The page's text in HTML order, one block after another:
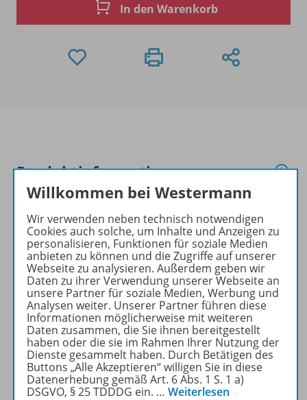
In den Warenkorb
Produktinformationen
Beschreibung
Zugehörige Produkte
Screenshot
Benachrichtigungs-Service
Willkommen bei Westermann
Wir verwenden neben technisch notwendigen
Cookies auch solche, um Inhalte und Anzeigen zu
personalisieren, Funktionen für soziale Medien
anbieten zu können und die Zugriffe auf unserer
Webseite zu analysieren. Außerdem geben wir
Daten zu ihrer Verwendung unserer Webseite an
unsere Partner für soziale Medien, Werbung und
Analysen weiter. Unserer Partner führen diese
Informationen möglicherweise mit weiteren
Daten zusammen, die Sie ihnen bereitgestellt
haben oder die sie im Rahmen Ihrer Nutzung der
Dienste gesammelt haben. Durch Betätigen des
Buttons „Alle Akzeptieren“ willigen Sie in diese
Datenerhebung gemäß Art. 6 Abs. 1 S. 1 a)
DSGVO, § 25 TDDDG ein. … Weiterlesen